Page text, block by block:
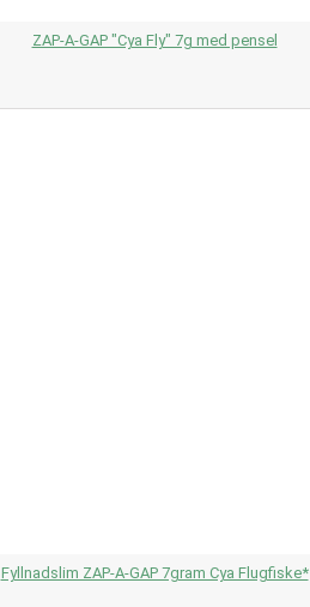
ZAP-A-GAP "Cya Fly" 7g med pensel
Fyllnadslim ZAP-A-GAP 7gram Cya Flugfiske*